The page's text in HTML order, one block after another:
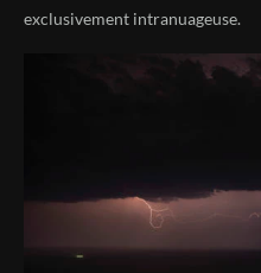
exclusivement intranuageuse.